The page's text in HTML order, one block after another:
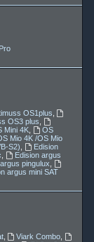
OS1plus
OS3 plus
Mini 4K,
OS
Mio 4K /OS Mio
S2)
Edision
Edision argus
pingulux
argus mini SAT
, Viark Combo